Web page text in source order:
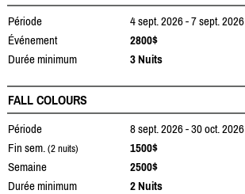
Période
4 sept. 2026 - 7 sept. 2026
Événement
2800$
Durée minimum
3 Nuits
FALL COLOURS
Période
8 sept. 2026 - 30 oct. 2026
Fin sem. (2 nuits)
1500$
Semaine
2500$
Durée minimum
2 Nuits